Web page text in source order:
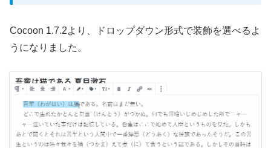
Cocoon 1.7.2より、ドロップダウン形式で装飾を選べるよ
うになりました。